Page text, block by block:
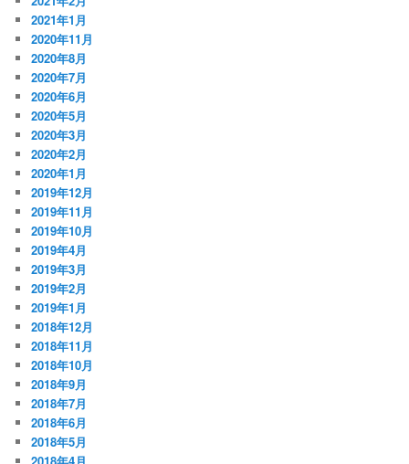
2021年1月
2020年11月
2020年8月
2020年7月
2020年6月
2020年5月
2020年3月
2020年2月
2020年1月
2019年12月
2019年11月
2019年10月
2019年4月
2019年3月
2019年2月
2019年1月
2018年12月
2018年11月
2018年10月
2018年9月
2018年7月
2018年6月
2018年5月